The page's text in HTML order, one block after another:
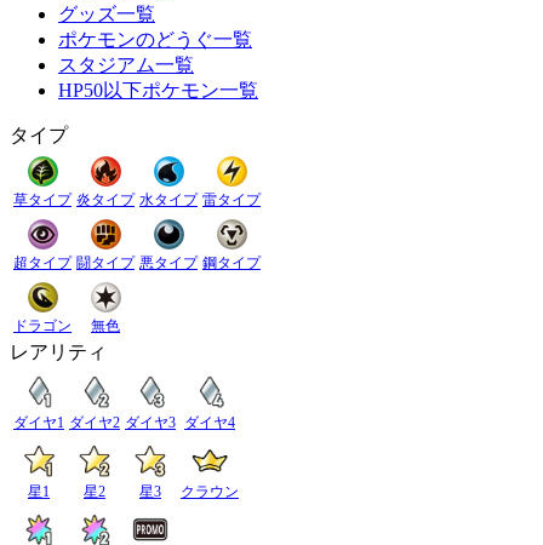
グッズ一覧
ポケモンのどうぐ一覧
スタジアム一覧
HP50以下ポケモン一覧
タイプ
草タイプ 炎タイプ 水タイプ 雷タイプ
超タイプ 闘タイプ 悪タイプ 鋼タイプ
ドラゴン 無色
レアリティ
ダイヤ1 ダイヤ2 ダイヤ3 ダイヤ4
星1 星2 星3 クラウン